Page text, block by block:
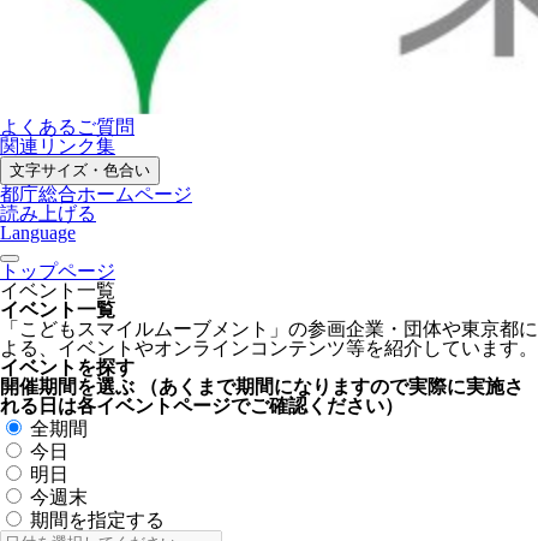
よくあるご質問
関連リンク集
文字サイズ・色合い
都庁総合ホームページ
読み上げる
Language
トップページ
イベント一覧
イベント一覧
「こどもスマイルムーブメント」の参画企業・団体や東京都に
よる、イベントやオンラインコンテンツ等を紹介しています。
イベントを探す
開催期間を選ぶ
（あくまで期間になりますので実際に実施さ
れる日は各イベントページでご確認ください）
全期間
今日
明日
今週末
期間を指定する